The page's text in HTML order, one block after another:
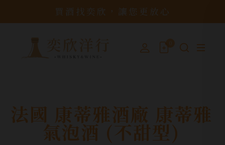
買酒找奕欣，讓您更放心
法國 康蒂雅酒廠 康蒂雅
氣泡酒 (不甜型)